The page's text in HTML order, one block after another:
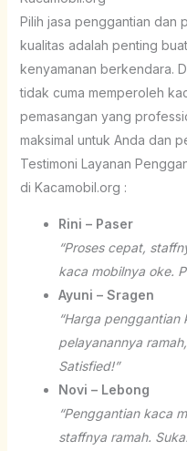
Pilih jasa penggantian dan
kualitas adalah penting
kenyamanan berkendara.
tidak cuma memperoleh
pemasangan yang
maksimal untuk Anda dan
Testimoni Layanan
di Kacamobil.org :
Rini – Paser
“Proses cepat,
kaca mobilnya oke.
Ayuni – Sragen
“Harga penggantian
pelayanannya
Satisfied!”
Novi – Lebong
“Penggantian kaca
staffnya ramah.